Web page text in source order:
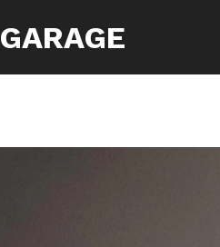
GARAGE